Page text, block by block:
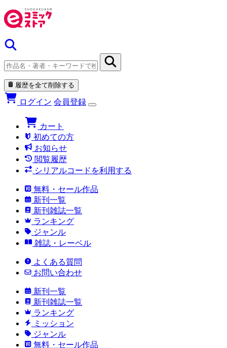
履歴を全て削除する
ログイン 会員登録
カート
初めての方
お知らせ
閲覧履歴
シリアルコードを利用する
無料・セール作品
新刊一覧
新刊雑誌一覧
ランキング
ジャンル
雑誌・レーベル
よくある質問
お問い合わせ
新刊一覧
新刊雑誌一覧
ランキング
ミッション
ジャンル
無料・セール作品